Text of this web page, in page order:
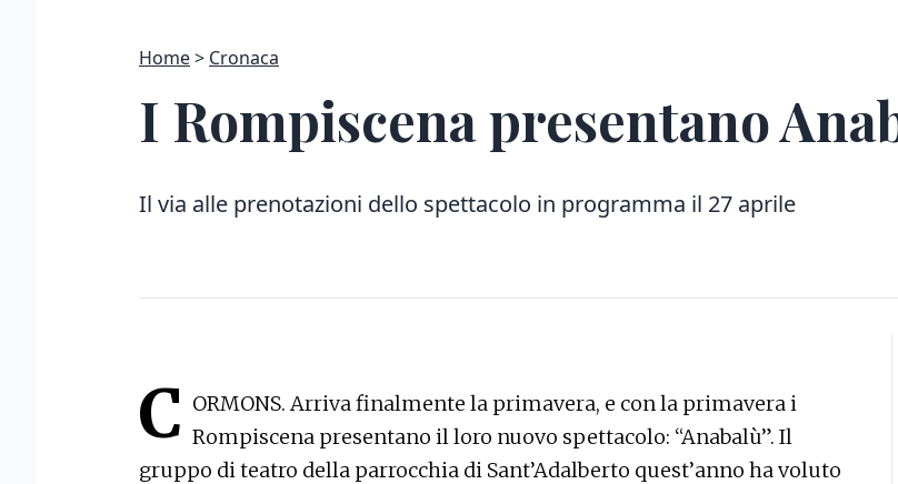
Home Cronaca
I Rompiscena presentano
Il via alle prenotazioni dello spettacolo in programma il 27 aprile
C ORMONS. Arriva finalmente la primavera, e con la primavera i
Rompiscena presentano il loro nuovo spettacolo: “Anabalù”. Il
gruppo di teatro della parrocchia di Sant’Adalberto quest’anno ha voluto